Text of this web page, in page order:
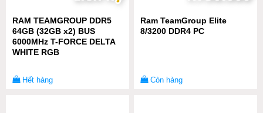
RAM TEAMGROUP DDR5
64GB (32GB x2) BUS
6000MHz T-FORCE DELTA
WHITE RGB
Hết hàng
Ram TeamGroup Elite
8/3200 DDR4 PC
Còn hàng